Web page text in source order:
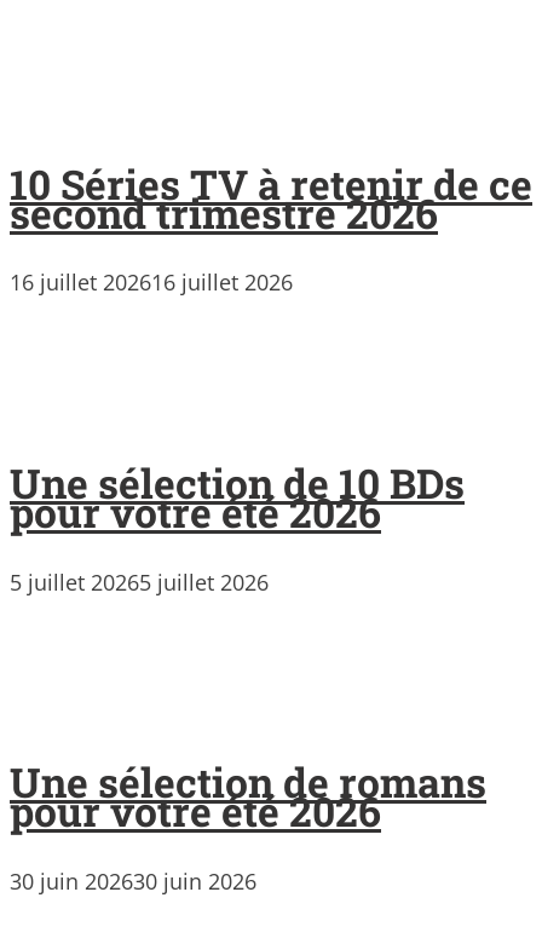
10 Séries TV à retenir de ce
second trimestre 2026
16 juillet 202616 juillet 2026
Une sélection de 10 BDs
pour votre été 2026
5 juillet 20265 juillet 2026
Une sélection de romans
pour votre été 2026
30 juin 202630 juin 2026